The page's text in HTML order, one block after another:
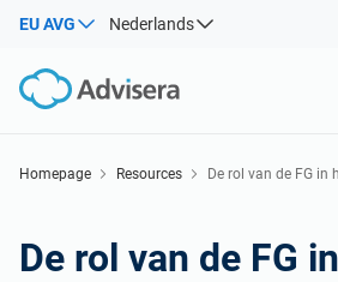
EU AVG Nederlands
Homepage Resources
De rol van de FG in
De rol van de FG